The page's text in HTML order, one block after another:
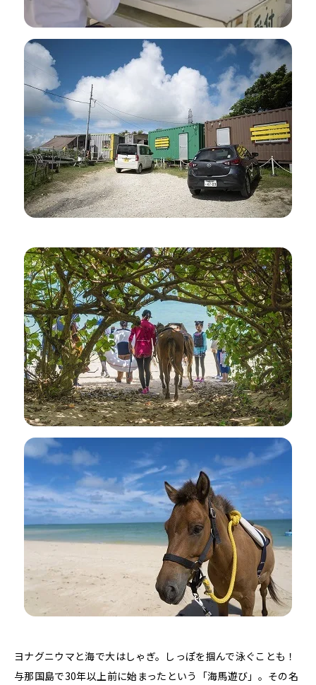
ヨナグニウマと海で大はしゃぎ。しっぽを掴んで泳ぐことも！
与那国島で30年以上前に始まったという「海馬遊び」。その名